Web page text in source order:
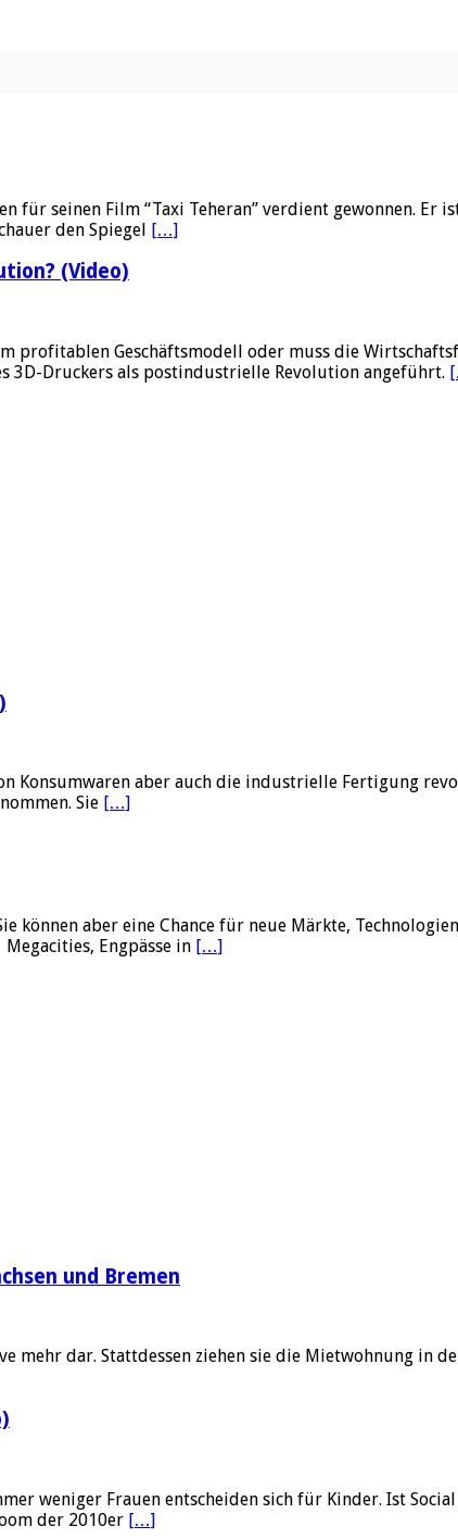
für seinen Film “Taxi Teheran” verdient gewonnen.
den Spiegel […]
(Video)
profitablen Geschäftsmodell oder muss die
3D-Druckers als postindustrielle Revolution angeführt.
Konsumwaren aber auch die industrielle Fertigung
Sie […]
können aber eine Chance für neue Märkte,
Engpässe in […]
und Bremen
mehr dar. Stattdessen ziehen sie die Mietwohnung in
weniger Frauen entscheiden sich für Kinder. Ist
der 2010er […]